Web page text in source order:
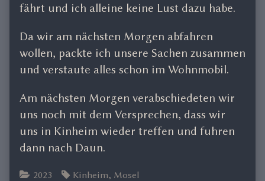
fährt und ich alleine keine Lust dazu habe.
Da wir am nächsten Morgen abfahren
wollen, packte ich unsere Sachen zusammen
und verstaute alles schon im Wohnmobil.
Am nächsten Morgen verabschiedeten wir
uns noch mit dem Versprechen, dass wir
uns in Kinheim wieder treffen und fuhren
dann nach Daun.
Categories
2023 Tags
Kinheim, Mosel